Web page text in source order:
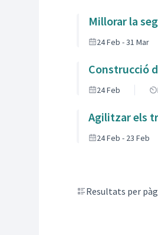
Millorar la
24 Feb - 31 Mar
Construcció
24 Feb
Agilitzar els
24 Feb - 23 Feb
Resultats per